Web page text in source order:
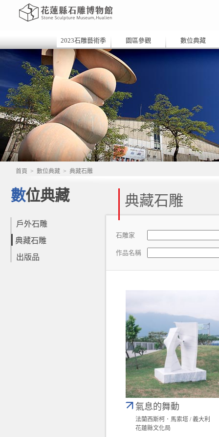
2023石雕藝術季 園區參觀 數位典藏
首頁 > 數位典藏 > 典藏石雕
數位典藏
戶外石雕
典藏石雕
出版品
典藏石雕
石雕家
作品名稱
氣息的舞動
法蘭西斯柯．馬索塔 / 義大利
花蓮縣文化局